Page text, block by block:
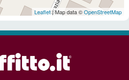
Leaflet| Map data ©OpenStreetMap